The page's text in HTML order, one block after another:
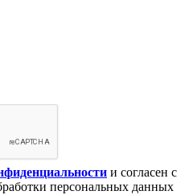
и согласен с
персональных данных